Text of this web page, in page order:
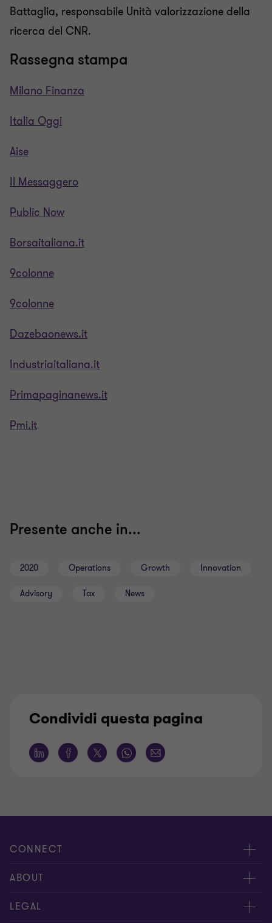
Battaglia, responsabile Unità valorizzazione della
ricerca del CNR.
Rassegna stampa
Milano Finanza
Italia Oggi
Aise
Il Messaggero
Public Now
Borsaitaliana.it
9colonne
9colonne
Dazebaonews.it
Industriaitaliana.it
Primapaginanews.it
Pmi.it
Presente anche in...
2020 Operations Growth Innovation
Advisory Tax News
Condividi questa pagina
CONNECT
Contattaci
I nostri professionisti
ABOUT
Chi siamo
LEGAL